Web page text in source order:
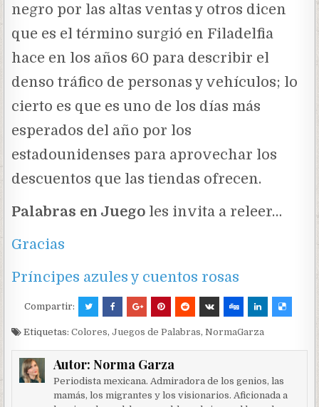
negro por las altas ventas y otros dicen
que es el término surgió en Filadelfia
hace en los años 60 para describir el
denso tráfico de personas y vehículos; lo
cierto es que es uno de los días más
esperados del año por los
estadounidenses para aprovechar los
descuentos que las tiendas ofrecen.
Palabras en Juego les invita a releer…
Gracias
Príncipes azules y cuentos rosas
Compartir:
Etiquetas:Colores,Juegos de Palabras,NormaGarza
Autor: Norma Garza
Periodista mexicana. Admiradora de los genios, las
mamás, los migrantes y los visionarios. Aficionada a